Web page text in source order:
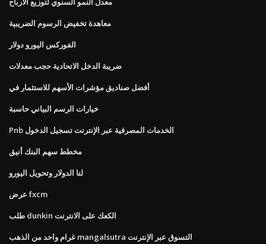
معاهدة تخفيض الرسوم الضريبية
الفوركس اليورو دولار
ضريبة الدخل الاتحادية حجب معدلات
أفضل صناديق مؤشرات الأسهم للاستثمار في
خيارات الرسم البياني حاسبة
Pnb الخدمات المصرفية عبر الإنترنت تسجيل الدخول
مخطط سهم البنك أنيق
لنا الدولار وتحويل اليورو
عرض fxcm
طلب dunkin الكعك على الانترنت
غرام واحد من الذهب mangalsutra التسوق عبر الإنترنت